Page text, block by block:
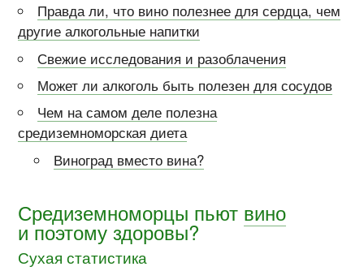
Правда ли, что вино полезнее для сердца, чем
другие алкогольные напитки
Свежие исследования и разоблачения
Может ли алкоголь быть полезен для сосудов
Чем на самом деле полезна
средиземноморская диета
Виноград вместо вина?
Средиземноморцы пьют вино
и поэтому здоровы?
Сухая статистика